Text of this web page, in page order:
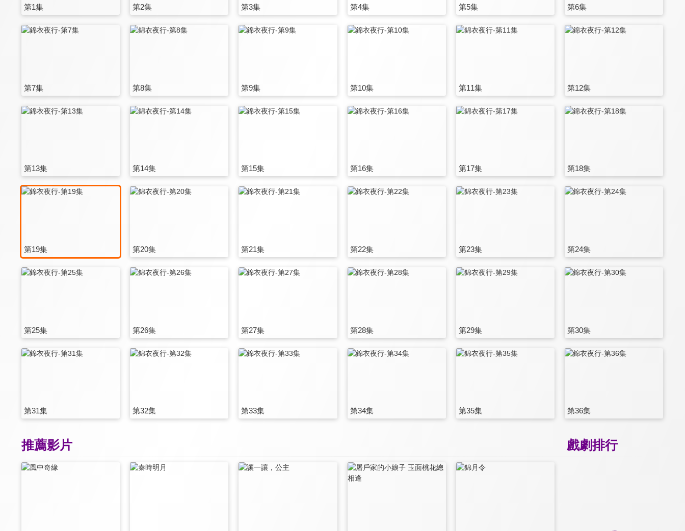
第1集 第2集 第3集 第4集 第5集 第6集
第7集 第8集 第9集 第10集 第11集 第12集
第13集 第14集 第15集 第16集 第17集 第18集
第19集 第20集 第21集 第22集 第23集 第24集
第25集 第26集 第27集 第28集 第29集 第30集
第31集 第32集 第33集 第34集 第35集 第36集
戲劇排行
推薦影片